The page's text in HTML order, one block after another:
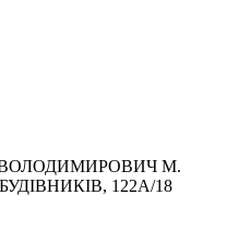
М.
122А/18